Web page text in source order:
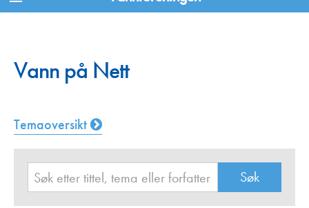
Vann på Nett
Temaoversikt